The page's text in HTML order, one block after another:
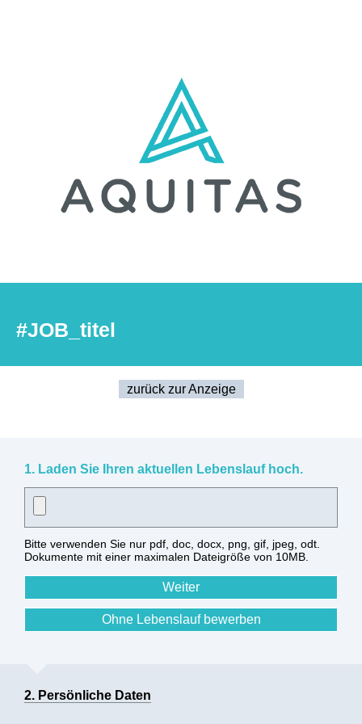
#JOB_titel
zurück zur Anzeige
1. Laden Sie Ihren aktuellen Lebenslauf hoch.
Bitte verwenden Sie nur pdf, doc, docx, png, gif, jpeg, odt.
Dokumente mit einer maximalen Dateigröße von 10MB.
2. Persönliche Daten